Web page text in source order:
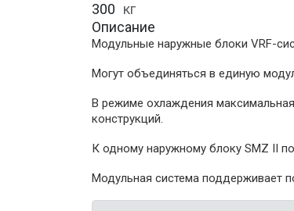
300 кг
Описание
Модульные наружные блоки VRF-
Могут объединяться в единую
В режиме охлаждения
конструкций.
К одному наружному блоку SMZ II
Модульная система поддерживает